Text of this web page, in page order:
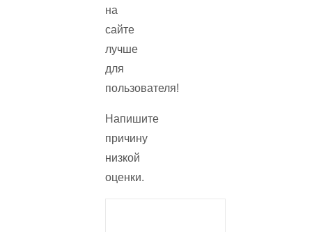
на
сайте
лучше
для
пользователя!
Напишите
причину
низкой
оценки.